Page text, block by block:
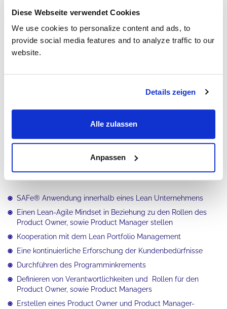
Diese Webseite verwendet Cookies
We use cookies to personalize content and ads, to
provide social media features and to analyze traffic to our
website.
Details zeigen
Alle zulassen
Anpassen
1
Manager
Teil 2
Teil 4 Ausführung von Iterationen
Teil 5 Ausführung des PI
Was sind die Ziele dieses Trainings?
SAFe® Anwendung innerhalb eines Lean Unternehmens
Einen Lean-Agile Mindset in Beziehung zu den Rollen des
Product Owner, sowie Product Manager stellen
Kooperation mit dem Lean Portfolio Management
Eine kontinuierliche Erforschung der Kundenbedürfnisse
Durchführen des Programminkrements
Definieren von Verantwortlichkeiten und Rollen für den
Product Owner, sowie Product Managers
Erstellen eines Product Owner und Product Manager-